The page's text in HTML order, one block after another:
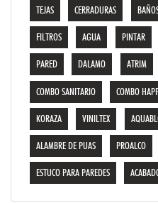
TEJAS CERRADURAS
FILTROS AGUA PINTAR
PARED DALAMO ATRIM
COMBO SANITARIO COMBO
KORAZA VINILTEX
ALAMBRE DE PUAS PROALCO
ESTUCO PARA PAREDES